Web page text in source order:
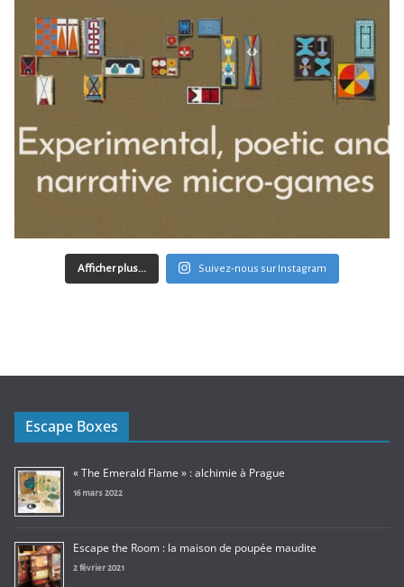
Afficher plus... Suivez-nous sur Instagram
Escape Boxes
« The Emerald Flame » : alchimie à Prague
16 mars 2022
Escape the Room : la maison de poupée maudite
2 février 2021